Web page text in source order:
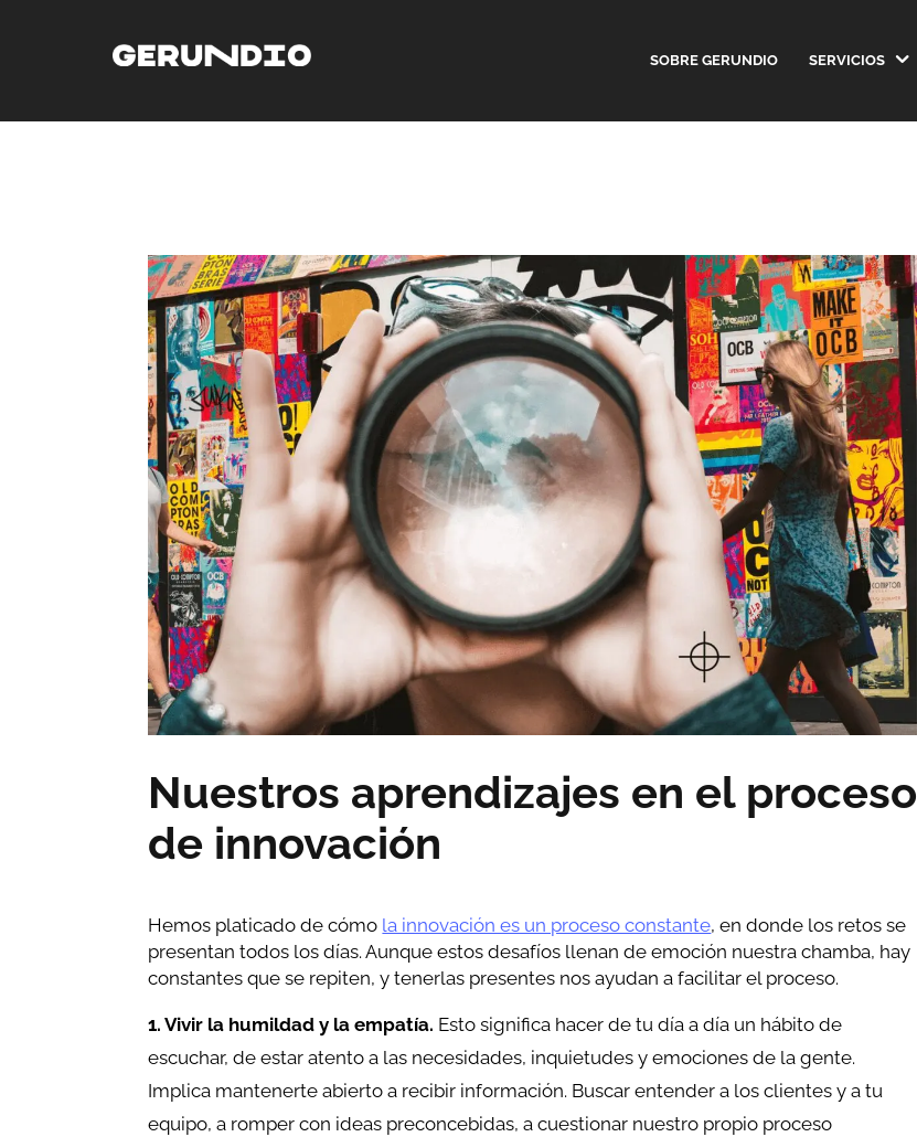
SOBRE GERUNDIO SERVICIOS
Nuestros aprendizajes en el proceso
de innovación
Hemos platicado de cómo la innovación es un proceso constante, en donde los retos se
presentan todos los días. Aunque estos desafíos llenan de emoción nuestra chamba, hay
constantes que se repiten, y tenerlas presentes nos ayudan a facilitar el proceso.
1. Vivir la humildad y la empatía. Esto significa hacer de tu día a día un hábito de
escuchar, de estar atento a las necesidades, inquietudes y emociones de la gente.
Implica mantenerte abierto a recibir información. Buscar entender a los clientes y a tu
equipo, a romper con ideas preconcebidas, a cuestionar nuestro propio proceso